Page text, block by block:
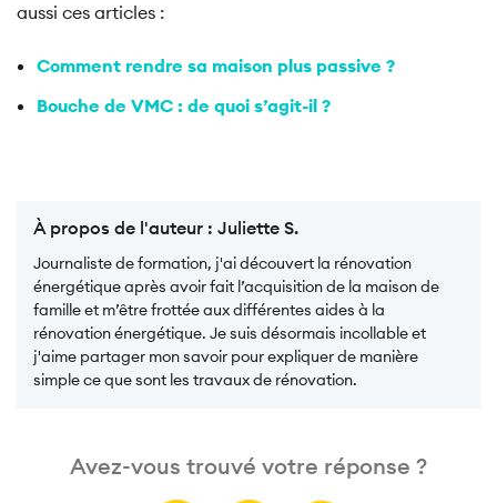
aussi ces articles :
Comment rendre sa maison plus passive ?
Bouche de VMC : de quoi s’agit-il ?
À propos de l'auteur : Juliette S.
Journaliste de formation, j'ai découvert la rénovation
énergétique après avoir fait l’acquisition de la maison de
famille et m’être frottée aux différentes aides à la
rénovation énergétique. Je suis désormais incollable et
j'aime partager mon savoir pour expliquer de manière
simple ce que sont les travaux de rénovation.
Avez-vous trouvé votre réponse ?